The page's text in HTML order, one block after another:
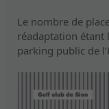
Le nombre de
réadaptation
parking public de